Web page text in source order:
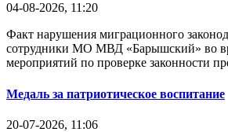
04-08-2026, 11:20
Факт нарушения миграционного
сотрудники МО МВД «Барышский» во
мероприятий по проверке законности
Медаль за патриотическое воспитание
20-07-2026, 11:06